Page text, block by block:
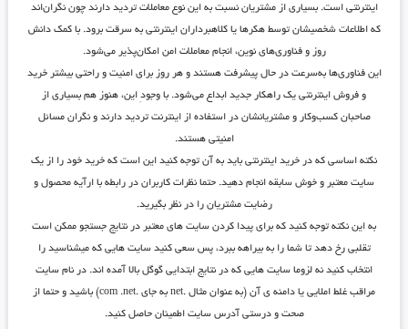
اینترنتی است. بسیاری از مشتریان نسبت به این نوع معاملات تردید دارند چون نگران‌اند
که اطلاعات شخصیشان توسط هکرها یا کلاهبرداران اینترنتی به سرقت برود. با کمک دانش
روز و فناوری‌های نوین، انجام معاملات امن امکان‌پذیر می‌شود.
این فناوری‌ها به‌سرعت در حال پیشرفت‌ هستند و هر روز برای امنیت و راحتی بیشتر خرید
و فروش اینترنتی یک راهکار جدید ابداع می‌شود. با وجودِ این، هنوز هم بسیاری از
صاحبان کسب‌وکار و مشتریانشان در استفاده از اینترنت تردید دارند و نگران مسائل
امنیتی هستند.
نکته اساسی که در خرید اینترنتی باید به آن توجه کنید این است که خرید خود را از یک
سایت معتبر و خوش سابقه انجام دهید. حتما نظرات کاربران در رابطه با ارآیه محصول و
رضایت مشتریان را در نظر بگیرید.
به این نکته توجه کنید که برای پیدا کردن سایت های معتبر در نتایج جستجو ممکن است
تقلبی رخ دهد تا شما را به بیراهه ببرد، پس سعی کنید سایت هایی که میشناسید را
انتخاب کنید نه لزوما سایت هایی که در نتایج ابتدایی گوگل بالا آمده اند. در نام سایت
مراقب غلط املایی یا دامنه ی آن (به عنوان مثال .net به جای .com .net) باشید و حتما از
صحت و درستی آدرس سایت اطمینان حاصل کنید.